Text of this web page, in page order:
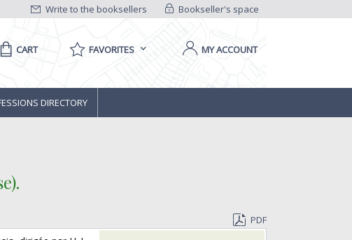
Bookseller's space
Write to the booksellers
CART FAVORITES MY ACCOUNT
DIRECTORY
PDF